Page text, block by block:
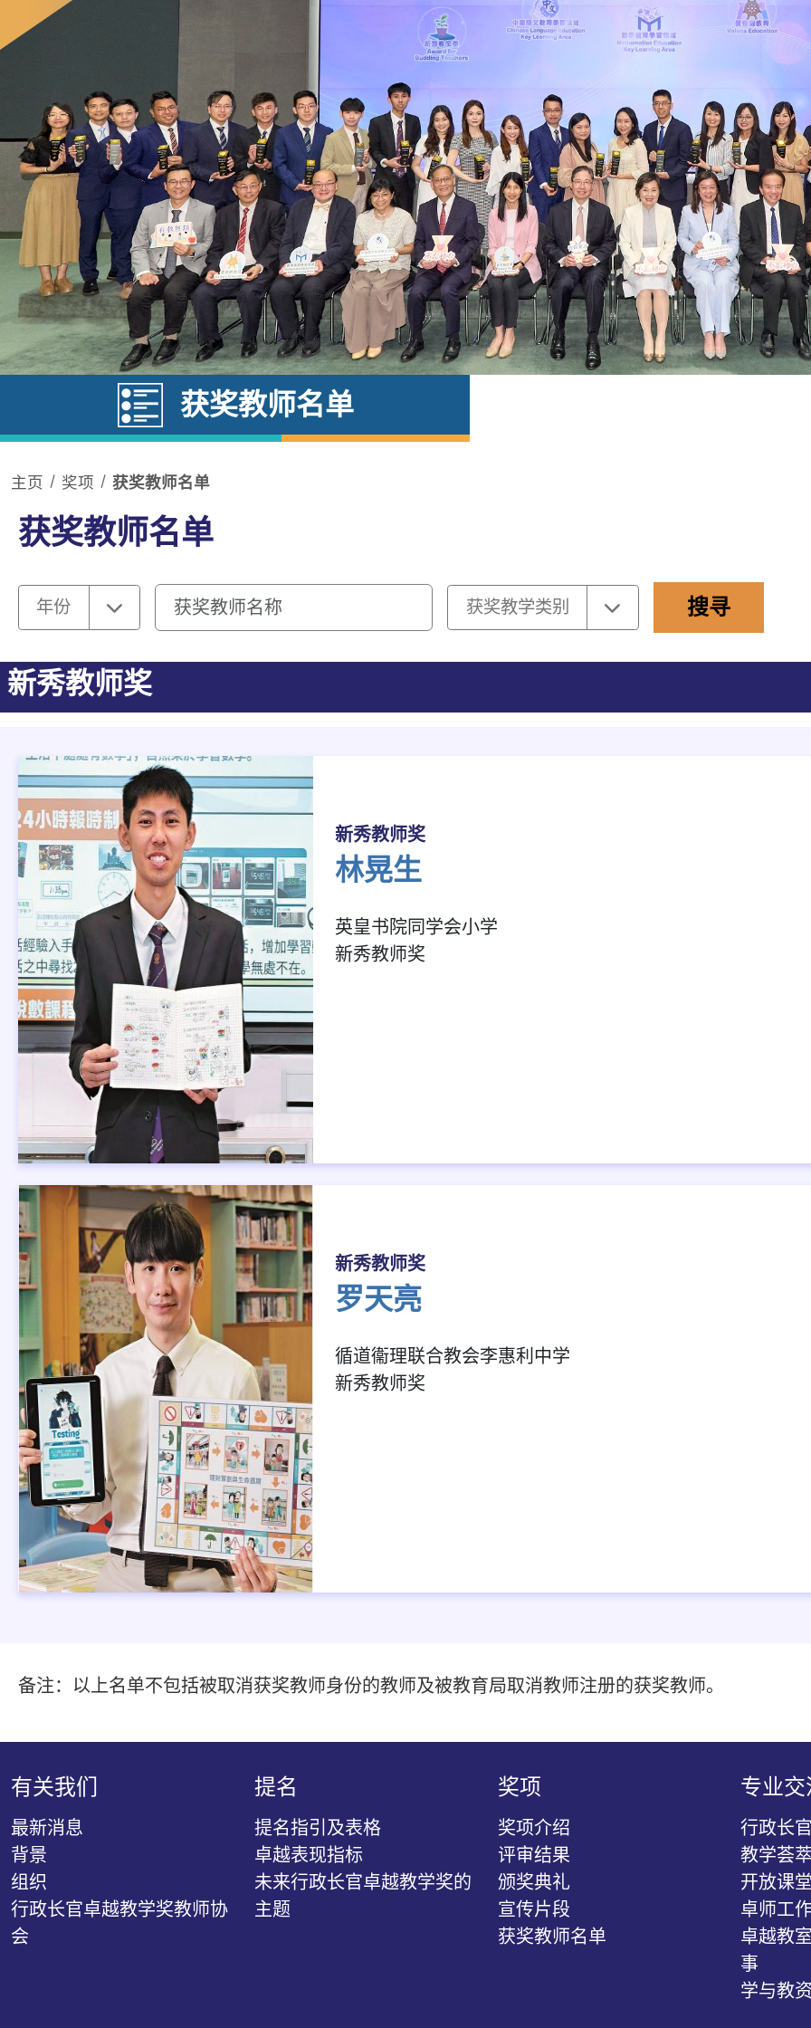
获奖教师名单
主页 奖项 获奖教师名单
获奖教师名单
选择
年份
获奖教师名称 选择
获奖教学类别 搜寻
新秀教师奖
新秀教师奖
林晃生
英皇书院同学会小学
新秀教师奖
新秀教师奖
罗天亮
循道衞理联合教会李惠利中学
新秀教师奖
备注：以上名单不包括被取消获奖教师身份的教师及被教育局取消教师注册的获奖教师。
有关我们
最新消息
背景
组织
行政长官卓越教学奖教师协
会
提名
提名指引及表格
卓越表现指标
未来行政长官卓越教学奖的
主题
奖项
奖项介绍
评审结果
颁奖典礼
宣传片段
获奖教师名单
专业交
行政长
教学荟萃
开放课堂
卓师工
卓越教
事
学与教